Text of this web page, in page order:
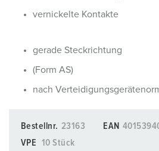
vernickelte Kontakte
gerade Steckrichtung
(Form AS)
nach
Bestellnr. 23163 EAN
VPE
10 Stück